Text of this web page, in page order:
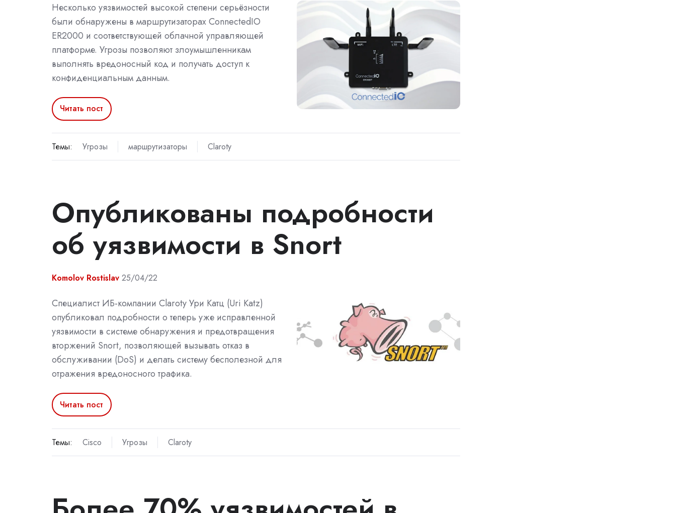
Несколько уязвимостей высокой степени серьёзности
были обнаружены в маршрутизаторах ConnectedIO
ER2000 и соответствующей облачной управляющей
платформе. Угрозы позволяют злоумышленникам
выполнять вредоносный код и получать доступ к
конфиденциальным данным.
Читать пост
Темы: Угрозы маршрутизаторы Claroty
Опубликованы подробности
об уязвимости в Snort
Komolov Rostislav 25/04/22
Специалист ИБ-компании Claroty Ури Катц (Uri Katz)
опубликовал подробности о теперь уже исправленной
уязвимости в системе обнаружения и предотвращения
вторжений Snort, позволяющей вызывать отказ в
обслуживании (DoS) и делать систему бесполезной для
отражения вредоносного трафика.
Читать пост
Темы: Cisco Угрозы Claroty